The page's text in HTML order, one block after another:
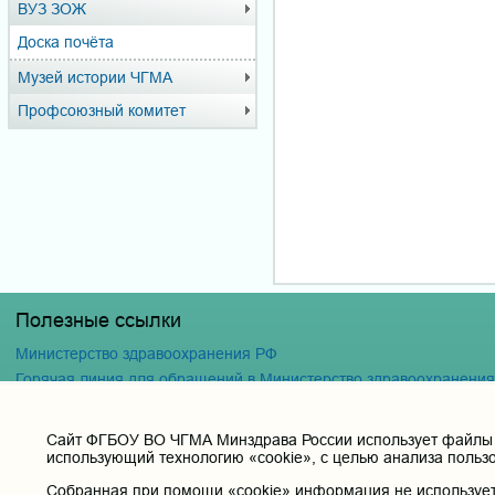
ВУЗ ЗОЖ
Доска почёта
Музей истории ЧГМА
Профсоюзный комитет
Полезные ссылки
Министерство здравоохранения РФ
Горячая линия для обращений в Министерство
Министерство просвещения Российской Федерации
Единая коллекция цифровых образовательных ресурсов
Cайт ФГБОУ ВО ЧГМА Минздрава России использует файлы
использующий технологию «cookie», с целью анализа
Собранная при помощи «cookie» информация не